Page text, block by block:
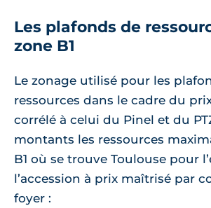
Les plafonds de
zone B1
Le zonage utilisé pour les
ressources dans le cadre du
corrélé à celui du Pinel et du
montants les ressources
B1 où se trouve Toulouse pour
l’accession à prix maîtrisé par
foyer :